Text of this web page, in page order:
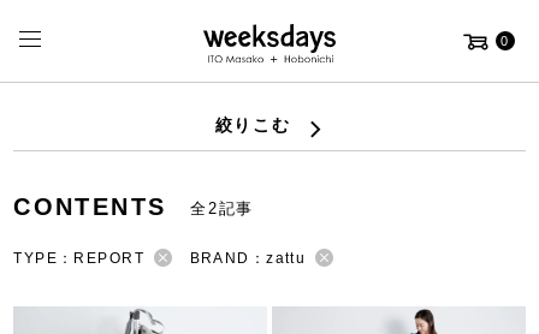
0
絞りこむ
CONTENTS 全2記事
TYPE：REPORT BRAND：zattu